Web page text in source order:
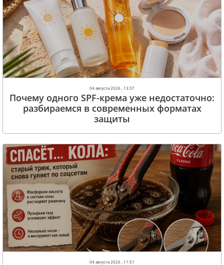
04 августа 2026 , 13:37
Почему одного SPF-крема уже недостаточно:
разбираемся в современных форматах
защиты
04 августа 2026 , 11:51